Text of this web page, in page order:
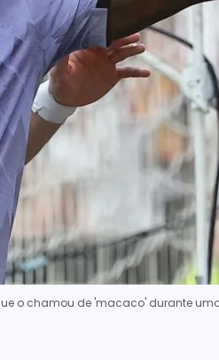
o chamou de 'macaco' durante